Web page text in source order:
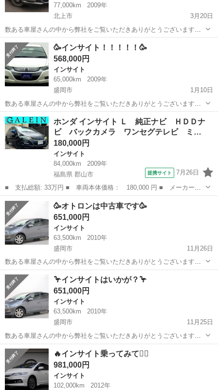
77,000km
2009年
北上市
3月20日
数ある車屋さんの中から弊社をご覧いただきありがとうございます！
オトロン盛岡店と申します(^^♪🥰😋 東北3店舗目、オトロン最北端のお
店として、2024年4月1日にオープンし1年になります❤️‍🔥 春といえ
ば…...
岩手 北上市 インサイト
🥳インサイト！！！！！🥳
568,000円
インサイト
65,000km
2009年
盛岡市
1月10日
数ある車屋さんの中から弊社をご覧いただきありがとうございます！
オトロン盛岡店と申します(^^♪🥳 東北3店舗目、オトロン最北端のお店
として、2024年4月1日に新店舗オープンとなりました🔥❤️‍🔥 冬が訪...
岩手 盛岡市 インサイト 車両
ホンダ インサイト Ｌ 純正ナビ ＨＤＤナ
ビ バックカメラ ワンセグテレビ ミ…
180,000円
インサイト
84,000km
2009年
福島県 郡山市
提携サイト 7月26日
■ 支払総額: 33万円 ■ 車両本体価格： 180,000 円 ■ メーカー
名： ホンダ ■ 車種名： インサイト ■ グレード名： Ｌ 純正
ナビ ＨＤＤナビ バックカメラ ワンセグテレビ ミュージックサ
ーバー ＥＴＣ ...
福島 インサイト
🥳オトロンは中古車です🥳
651,000円
インサイト
63,500km
2010年
盛岡市
11月26日
数ある車屋さんの中から弊社をご覧いただきありがとうございます！
オトロン盛岡店と申します(^^♪🥳 東北3店舗目、オトロン最北端のお店
岩手 盛岡市 インサイト オトロン
🦩インサイトはいかが？🦩
651,000円
インサイト
63,500km
2010年
盛岡市
11月25日
数ある車屋さんの中から弊社をご覧いただきありがとうございます！
オトロン盛岡店と申します(^^♪🥳 東北3店舗目、オトロン最北端のお店
岩手 盛岡市 インサイト
🔥インサイト乗ってみて❤️‍🔥
981,000円
インサイト
102,000km
2012年